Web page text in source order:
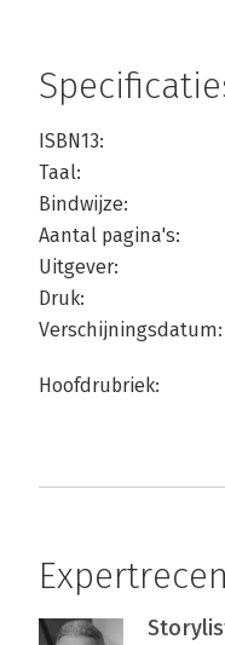
ISBN13:
Taal:
Bindwijze:
Aantal pagina's:
Uitgever:
Druk:
Verschijningsdatum:
Hoofdrubriek: